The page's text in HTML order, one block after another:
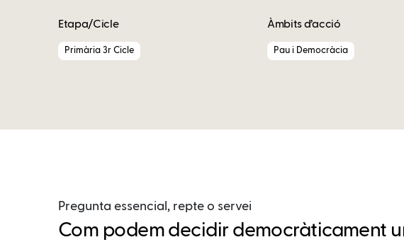
Etapa/Cicle
Primària 3r Cicle
Àmbits d’acció
Pau i Democràcia
Pregunta essencial, repte o servei
Com podem decidir democràticament